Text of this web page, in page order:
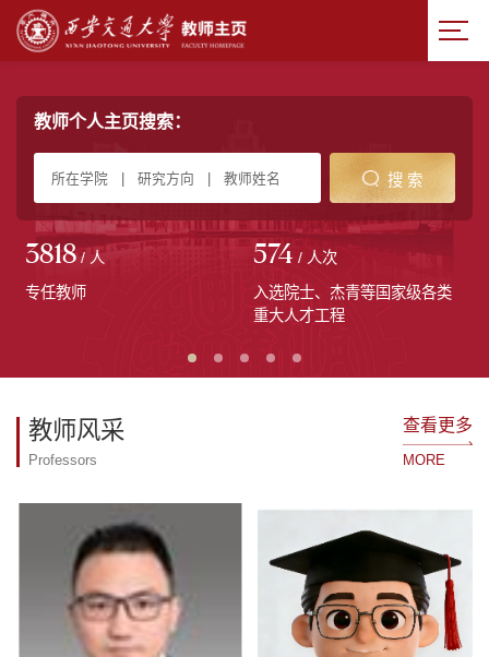
教师个人主页搜索：
搜 索
3818 / 人
专任教师
574 / 人次
入选院士、杰青等国家级各类
重大人才工程
教师风采
Professors
查看更多
MORE